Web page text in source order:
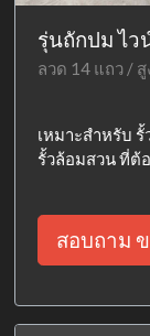
รุ่นถักปม ไ
ลวด 14 แถว /
เหมาะสำหรับ
รั้วล้อมสวน ที่ต้
สอบถาม